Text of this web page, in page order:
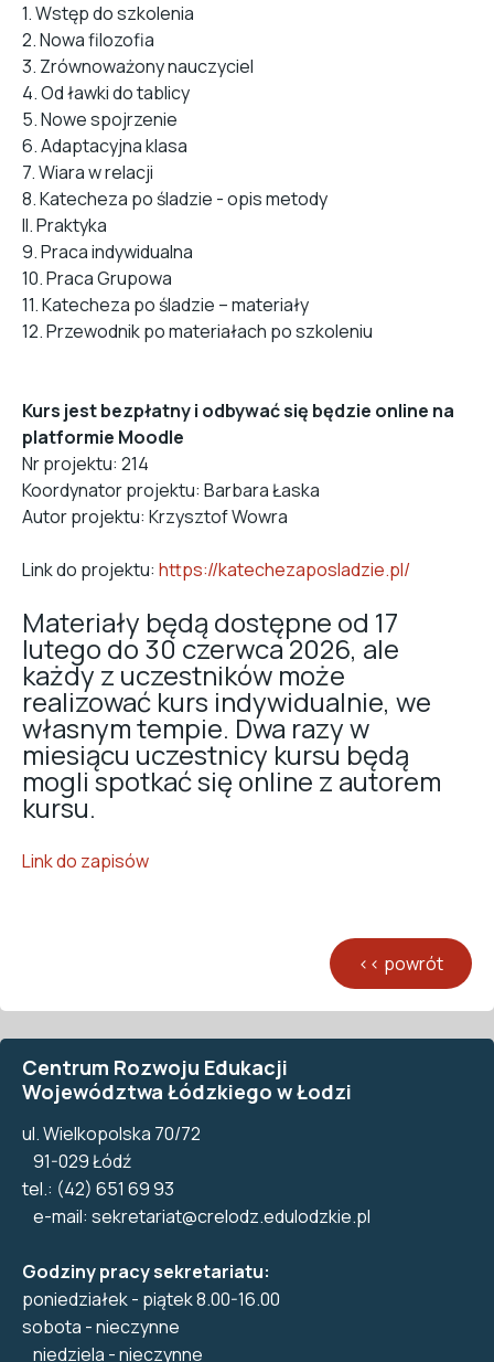
1. Wstęp do szkolenia
2. Nowa filozofia
3. Zrównoważony nauczyciel
4. Od ławki do tablicy
5. Nowe spojrzenie
6. Adaptacyjna klasa
7. Wiara w relacji
8. Katecheza po śladzie - opis metody
II. Praktyka
9. Praca indywidualna
10. Praca Grupowa
11. Katecheza po śladzie – materiały
12. Przewodnik po materiałach po szkoleniu
Kurs jest bezpłatny i odbywać się będzie online na
platformie Moodle
Nr projektu: 214
Koordynator projektu: Barbara Łaska
Autor projektu: Krzysztof Wowra
Link do projektu: https://katechezaposladzie.pl/
Materiały będą dostępne od 17
lutego do 30 czerwca 2026, ale
każdy z uczestników może
realizować kurs indywidualnie, we
własnym tempie. Dwa razy w
miesiącu uczestnicy kursu będą
mogli spotkać się online z autorem
kursu.
Link do zapisów
Centrum Rozwoju Edukacji
Województwa Łódzkiego w Łodzi
ul. Wielkopolska 70/72
91-029 Łódź
tel.: (42) 651 69 93
e-mail: sekretariat@crelodz.edulodzkie.pl
Godziny pracy sekretariatu:
poniedziałek - piątek 8.00-16.00
sobota - nieczynne
niedziela - nieczynne